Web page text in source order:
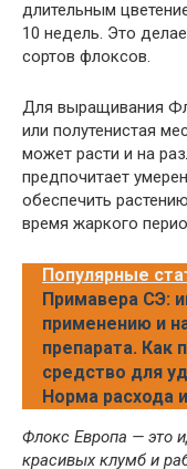
длительным
10 недель. Это
сортов флоксов.
Для выращивания
или полутенистая
может расти и на
предпочитает
обеспечить
время жаркого
Популярные
Примавера СЭ:
применению и
препарата. Как
средство для
Норма расхода
Флокс Европа — это
красивых клумб и